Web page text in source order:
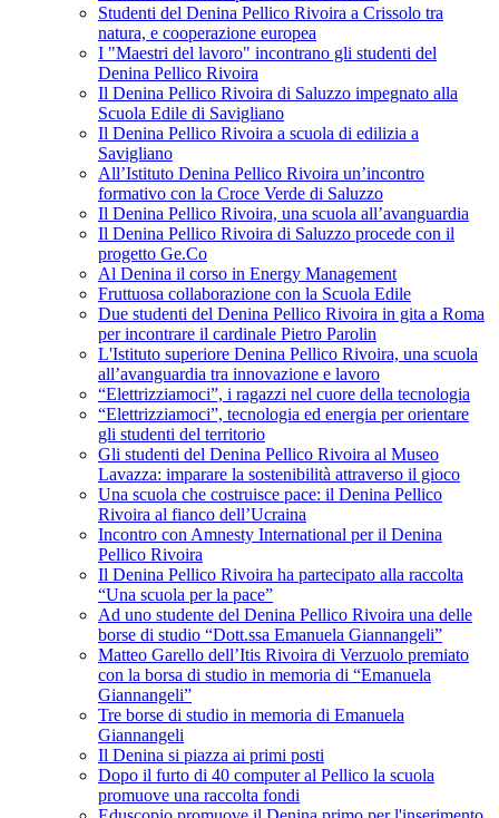
Studenti del Denina Pellico Rivoira a Crissolo tra
natura, e cooperazione europea
I "Maestri del lavoro" incontrano gli studenti del
Denina Pellico Rivoira
Il Denina Pellico Rivoira di Saluzzo impegnato alla
Scuola Edile di Savigliano
Il Denina Pellico Rivoira a scuola di edilizia a
Savigliano
All’Istituto Denina Pellico Rivoira un’incontro
formativo con la Croce Verde di Saluzzo
Il Denina Pellico Rivoira, una scuola all’avanguardia
Il Denina Pellico Rivoira di Saluzzo procede con il
progetto Ge.Co
Al Denina il corso in Energy Management
Fruttuosa collaborazione con la Scuola Edile
Due studenti del Denina Pellico Rivoira in gita a Roma
per incontrare il cardinale Pietro Parolin
L'Istituto superiore Denina Pellico Rivoira, una scuola
all’avanguardia tra innovazione e lavoro
“Elettrizziamoci”, i ragazzi nel cuore della tecnologia
“Elettrizziamoci”, tecnologia ed energia per orientare
gli studenti del territorio
Gli studenti del Denina Pellico Rivoira al Museo
Lavazza: imparare la sostenibilità attraverso il gioco
Una scuola che costruisce pace: il Denina Pellico
Rivoira al fianco dell’Ucraina
Incontro con Amnesty International per il Denina
Pellico Rivoira
Il Denina Pellico Rivoira ha partecipato alla raccolta
“Una scuola per la pace”
Ad uno studente del Denina Pellico Rivoira una delle
borse di studio “Dott.ssa Emanuela Giannangeli”
Matteo Garello dell’Itis Rivoira di Verzuolo premiato
con la borsa di studio in memoria di “Emanuela
Giannangeli”
Tre borse di studio in memoria di Emanuela
Giannangeli
Il Denina si piazza ai primi posti
Dopo il furto di 40 computer al Pellico la scuola
promuove una raccolta fondi